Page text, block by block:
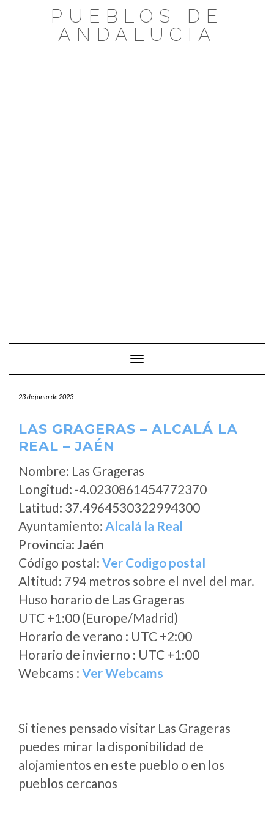
PUEBLOS DE
ANDALUCIA
Cambiar modo de navegación
23 de junio de 2023
LAS GRAGERAS – ALCALÁ LA
REAL – JAÉN
Nombre: Las Grageras
Longitud: -4.0230861454772370
Latitud: 37.4964530322994300
Ayuntamiento: Alcalá la Real
Provincia: Jaén
Código postal: Ver Codigo postal
Altitud: 794 metros sobre el nvel del mar.
Huso horario de Las Grageras
UTC +1:00 (Europe/Madrid)
Horario de verano : UTC +2:00
Horario de invierno : UTC +1:00
Webcams : Ver Webcams
Si tienes pensado visitar Las Grageras
puedes mirar la disponibilidad de
alojamientos en este pueblo o en los
pueblos cercanos